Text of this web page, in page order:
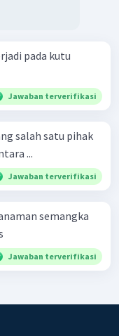
pada kutu
Jawaban terverifikasi
salah satu pihak
...
Jawaban terverifikasi
semangka
Jawaban terverifikasi